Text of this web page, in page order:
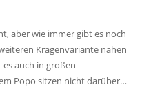
aber wie immer gibt es noch
Kragenvariante nähen
auch in großen
Popo sitzen nicht darüber…